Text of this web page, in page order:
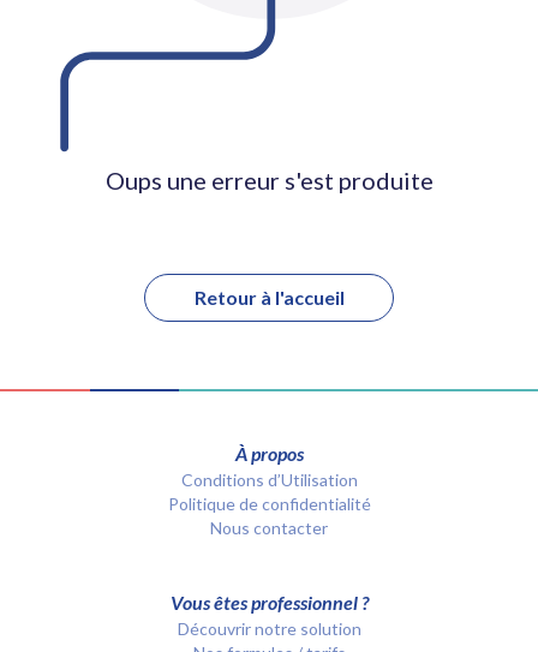
Oups une erreur s'est produite
Retour à l'accueil
À propos
Conditions d’Utilisation
Politique de confidentialité
Nous contacter
Vous êtes professionnel ?
Découvrir notre solution